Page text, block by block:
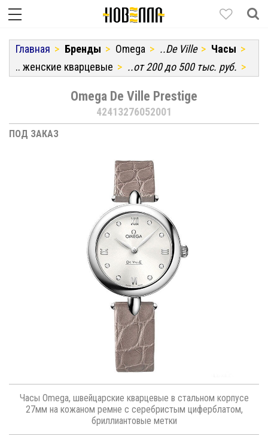
Главная Бренды Omega ..De Ville
Часы
.. женские кварцевые
..от 200 до 500 тыс. руб.
Omega De Ville Prestige
42413276052001
ПОД ЗАКАЗ
Часы Omega, швейцарские кварцевые в стальном корпусе
27мм на кожаном ремне с серебристым циферблатом,
бриллиантовые метки